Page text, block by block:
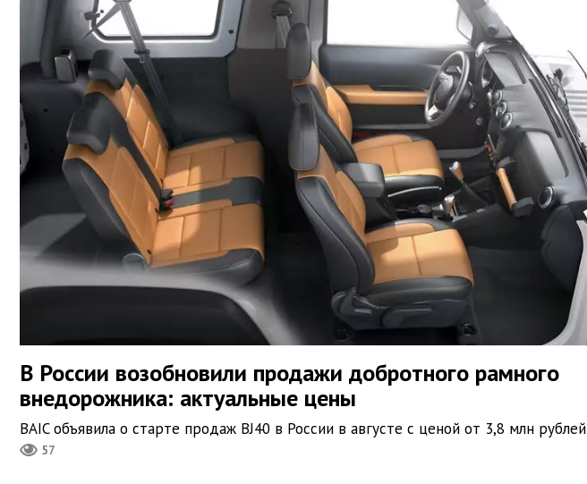
В России возобновили продажи добротного рамного
внедорожника: актуальные цены
BAIC объявила о старте продаж BJ40 в России в августе с ценой от 3,8 млн рублей
57